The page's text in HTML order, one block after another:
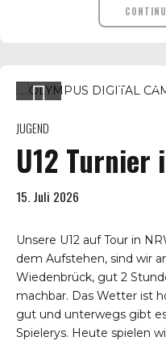
JUGEND
U12 Turnier
15. Juli 2026
Unsere U12 auf Tour in
dem Aufstehen, sind wir
Wiedenbrück, gut 2
machbar. Das Wetter ist
gut und unterwegs gibt
Spielerys. Heute spielen